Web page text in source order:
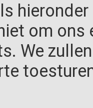
om ons
We